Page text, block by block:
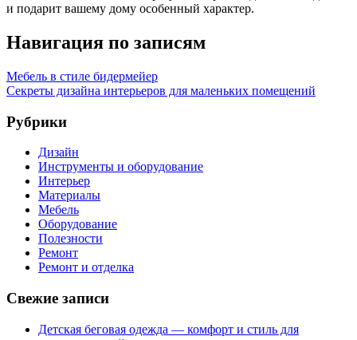
и подарит вашему дому особенный характер.
Навигация по записям
Мебель в стиле бидермейер
Секреты дизайна интерьеров для маленьких помещений
Рубрики
Дизайн
Инструменты и оборудование
Интерьер
Материалы
Мебель
Оборудование
Полезности
Ремонт
Ремонт и отделка
Свежие записи
Детская беговая одежда — комфорт и стиль для